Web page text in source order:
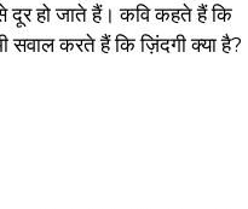
दूर हो जाते हैं। कवि कहते हैं कि
करते हैं कि ज़िंदगी क्या है?